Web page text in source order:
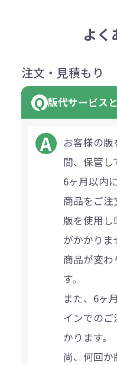
よく
注文・見積もり
版代サービス
お客様の
間、保管し
6ヶ月以内
商品をご注
版を使用し
がかかりま
商品が変わ
す。
また、6ヶ
インでの
かります。
尚、何回か